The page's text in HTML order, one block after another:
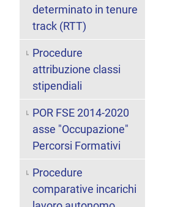
determinato in tenure
track (RTT)
Procedure
attribuzione classi
stipendiali
POR FSE 2014-2020
asse "Occupazione"
Percorsi Formativi
Procedure
comparative incarichi